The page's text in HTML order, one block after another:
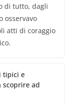
di tutto, dagli
osservavo
atti di coraggio
tipici e
ad